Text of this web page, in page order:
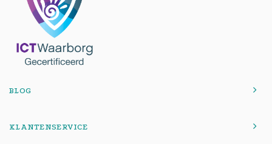
BLOG
KLANTENSERVICE